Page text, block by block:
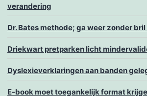
verandering
Dr. Bates methode; ga weer zonder
Driekwart pretparken licht
Dyslexieverklaringen aan banden
E-book moet toegankelijk format